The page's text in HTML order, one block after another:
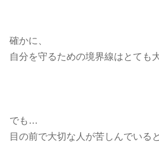
確かに、
自分を守るための境界線はとても
でも…
目の前で大切な人が苦しんでいると